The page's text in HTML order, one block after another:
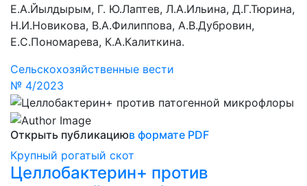
Е.А.Йылдырым, Г. Ю.Лаптев, Л.А.Ильина, Д.Г.Тюрина,
Н.И.Новикова, В.А.Филиппова, А.В.Дубровин,
Е.С.Пономарева, К.А.Калиткина.
Сельскохозяйственные вести
№ 4/2023
Открыть публикациюв формате PDF
Крупный рогатый скот
Целлобактерин+ против